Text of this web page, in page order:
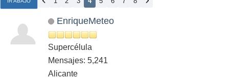
EnriqueMeteo
Supercélula
Mensajes: 5,241
Alicante